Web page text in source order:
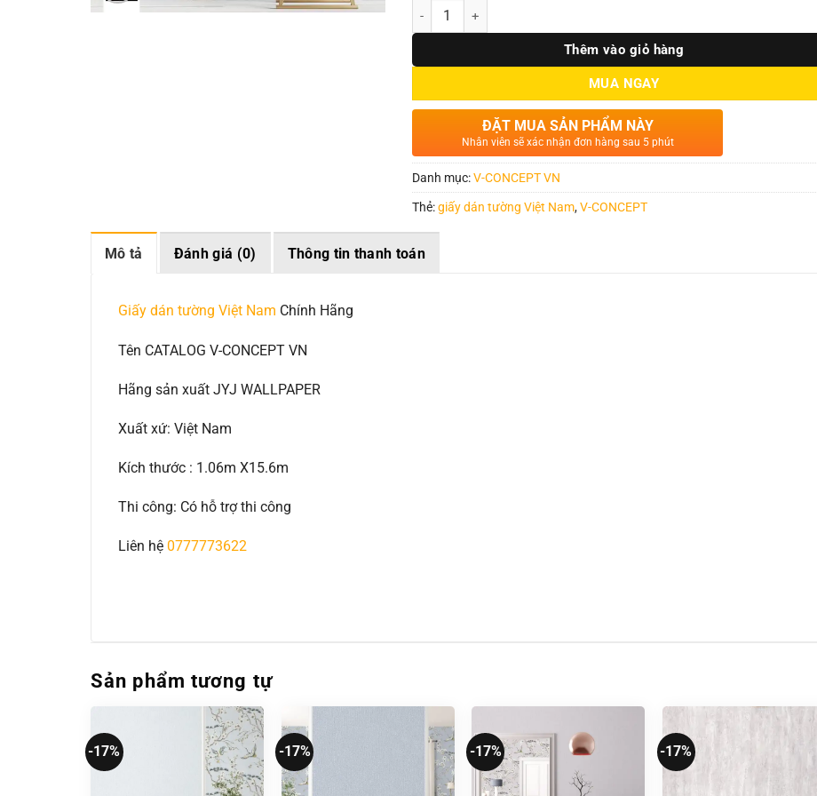
Số lượng
Thêm vào giỏ hàng
MUA NGAY
ĐẶT MUA SẢN PHẨM NÀY
Nhân viên sẽ xác nhận đơn hàng sau 5 phút
Danh mục:V-CONCEPT VN
Thẻ:giấy dán tường Việt Nam,V-CONCEPT
Mô tả Đánh giá (0) Thông tin thanh toán
Giấy dán tường Việt Nam Chính Hãng
Tên CATALOG V-CONCEPT VN
Hãng sản xuất JYJ WALLPAPER
Xuất xứ: Việt Nam
Kích thước : 1.06m X15.6m
Thi công: Có hỗ trợ thi công
Liên hệ 0777773622
Sản phẩm tương tự
-17% -17% -17% -17%